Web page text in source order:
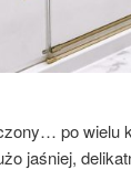
po wielu
jaśniej,